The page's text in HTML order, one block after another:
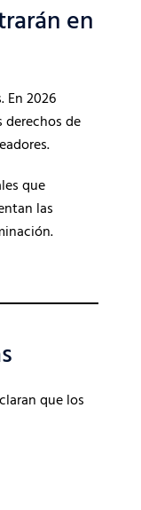
en
En 2026
derechos de
que
las
que los